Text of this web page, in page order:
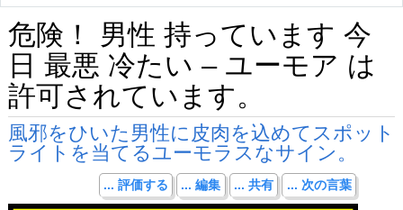
危険！ 男性 持っています 今
日 最悪 冷たい – ユーモア は
許可されています。
風邪をひいた男性に皮肉を込めてスポット
ライトを当てるユーモラスなサイン。
... 評価する ... 編集 ... 共有 ... 次の言葉